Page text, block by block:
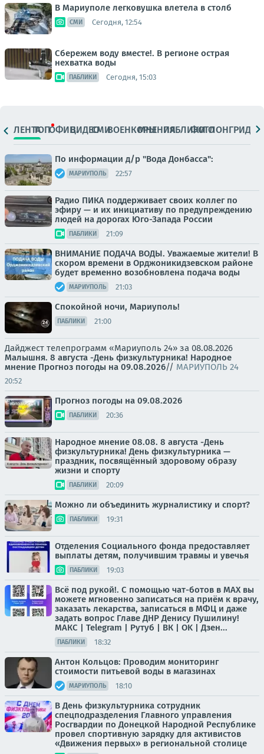
В Мариуполе легковушка влетела в столб
СМИ Сегодня, 12:54
Сбережем воду вместе!. В регионе острая
нехватка воды
ПАБЛИКИ Сегодня, 15:03
ЛЕНТАТОПОФИЦ.ВИДЕОСМИВОЕНКОРЫМНЕНИЯПАБЛИКИ
ФОТОЛОНГРИДЫ
По информации д/р "Вода Донбасса":
МАРИУПОЛЬ 22:57
Радио ПИКА поддерживает своих коллег по
эфиру — и их инициативу по предупреждению
людей на дорогах Юго-Запада России
ПАБЛИКИ 21:09
ВНИМАНИЕ ПОДАЧА ВОДЫ. Уважаемые жители! В
скором времени в Орджоникидзевском районе
будет временно возобновлена подача воды
МАРИУПОЛЬ 21:03
Спокойной ночи, Мариуполь!
ПАБЛИКИ 21:00
Дайджест телепрограмм «Мариуполь 24» за 08.08.2026
Малышня. 8 августа -День физкультурника! Народное
мнение Прогноз погоды на 09.08.2026// МАРИУПОЛЬ 24
20:52
Прогноз погоды на 09.08.2026
ПАБЛИКИ 20:36
Народное мнение 08.08. 8 августа -День
физкультурника! День физкультурника —
праздник, посвящённый здоровому образу
жизни и спорту
ПАБЛИКИ 20:09
Можно ли объединить журналистику и спорт?
ПАБЛИКИ 19:31
Отделения Социального фонда предоставляет
выплаты детям, получившим травмы и увечья
ПАБЛИКИ 19:03
Всё под рукой!. С помощью чат-ботов в МАХ вы
можете мгновенно записаться на приём к врачу,
заказать лекарства, записаться в МФЦ и даже
задать вопрос Главе ДНР Денису Пушилину!
МАКС | Telegram | Рутуб | ВК | OK | Дзен...
ПАБЛИКИ 18:32
Антон Кольцов: Проводим мониторинг
стоимости питьевой воды в магазинах
МАРИУПОЛЬ 18:10
В День физкультурника сотрудник
спецподразделения Главного управления
Росгвардии по Донецкой Народной Республике
провел спортивную зарядку для активистов
«Движения первых» в региональной столице